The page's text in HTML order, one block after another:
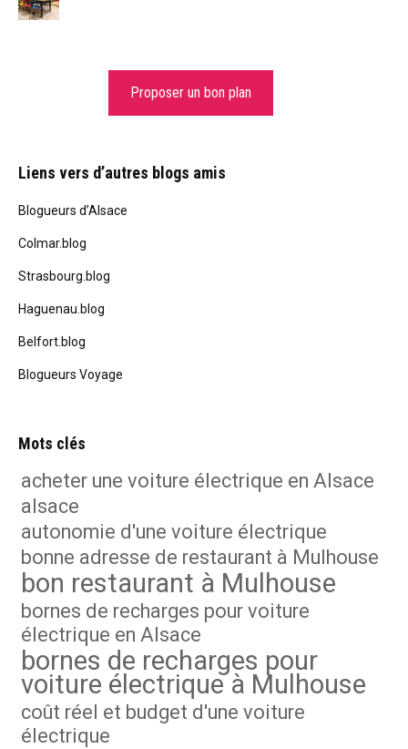
Proposer un bon plan
Liens vers d’autres blogs amis
Blogueurs d’Alsace
Colmar.blog
Strasbourg.blog
Haguenau.blog
Belfort.blog
Blogueurs Voyage
Mots clés
acheter une voiture électrique en Alsace
alsace
autonomie d'une voiture électrique
bonne adresse de restaurant à Mulhouse
bon restaurant à Mulhouse
bornes de recharges pour voiture
électrique en Alsace
bornes de recharges pour
voiture électrique à Mulhouse
coût réel et budget d'une voiture
électrique